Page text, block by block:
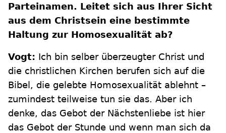
Parteinamen. Leitet sich aus Ihrer Sicht
aus dem Christsein eine bestimmte
Haltung zur Homosexualität ab?
Vogt: Ich bin selber überzeugter Christ und
die christlichen Kirchen berufen sich auf die
Bibel, die gelebte Homosexualität ablehnt –
zumindest teilweise tun sie das. Aber ich
denke, das Gebot der Nächstenliebe ist hier
das Gebot der Stunde und wenn man sich da